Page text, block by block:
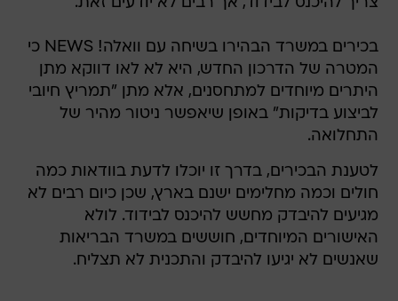
בכירים במשרד הבהירו בשיחה עם וואלה! NEWS כי
המטרה של הדרכון החדש, היא לא לאו דווקא מתן
היתרים מיוחדים למתחסנים, אלא מתן "תמריץ חיובי
לביצוע בדיקות" באופן שיאפשר ניטור מהיר של
התחלואה.
לטענת הבכירים, בדרך זו יוכלו לדעת בוודאות כמה
חולים וכמה מחלימים ישנם בארץ, שכן כיום רבים לא
מגיעים להיבדק מחשש להיכנס לבידוד. לולא
האישורים המיוחדים, חוששים במשרד הבריאות
שאנשים לא יגיעו להיבדק והתכנית לא תצליח.